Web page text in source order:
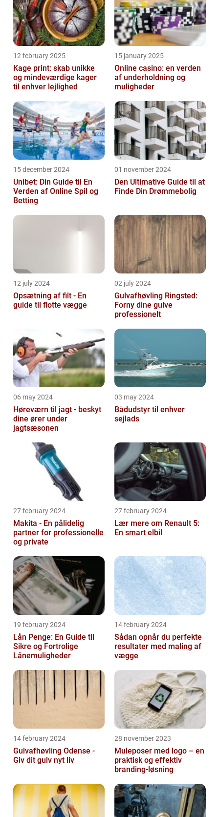
12 february 2025
Kage print: skab unikke
og mindeværdige kager
til enhver lejlighed
15 january 2025
Online casino: en verden
af underholdning og
muligheder
15 december 2024
Unibet: Din Guide til En
Verden af Online Spil og
Betting
01 november 2024
Den Ultimative Guide til at
Finde Din Drømmebolig
12 july 2024
Opsætning af filt - En
guide til flotte vægge
02 july 2024
Gulvafhøvling Ringsted:
Forny dine gulve
professionelt
06 may 2024
Høreværn til jagt - beskyt
dine ører under
jagtsæsonen
03 may 2024
Bådudstyr til enhver
sejlads
27 february 2024
Makita - En pålidelig
partner for professionelle
og private
27 february 2024
Lær mere om Renault 5:
En smart elbil
19 february 2024
Lån Penge: En Guide til
Sikre og Fortrolige
Lånemuligheder
14 february 2024
Sådan opnår du perfekte
resultater med maling af
vægge
14 february 2024
Gulvafhøvling Odense -
Giv dit gulv nyt liv
28 november 2023
Muleposer med logo – en
praktisk og effektiv
branding-løsning